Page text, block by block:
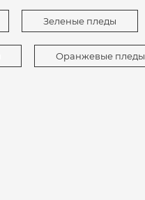
Зеленые пледы
Оранжевые пледы